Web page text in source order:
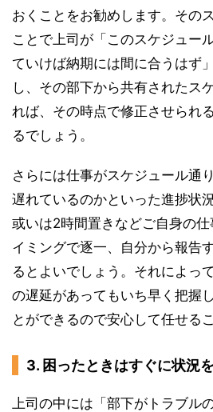
おくことをお勧めします。その
ことで上司が「このスケジュー
ていけば納期には間に合うはず
し、その部下から共有されたス
れば、その時点で修正させられ
るでしょう。
さらには仕事がスケジュール通
遅れているのかといった進捗状
或いは2時間置きなどご自身の
イミングで逐一、自分から報告
るとよいでしょう。それによっ
の遅延があってもいち早く把握
とができるので安心して任せる
3. 困ったときはすぐに状況
上司の中には「部下がトラブル